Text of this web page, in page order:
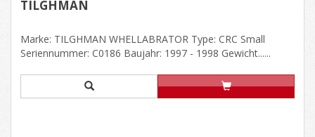
TILGHMAN
Marke: TILGHMAN WHELLABRATOR Type: CRC Small
Seriennummer: C0186 Baujahr: 1997 - 1998 Gewicht......